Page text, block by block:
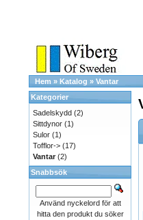
Hem » Katalog » Vantar
Kategorier
Sadelskydd (2)
Sittdynor (1)
Sulor (1)
Tofflor-> (17)
Vantar (2)
Snabbsök
Använd nyckelord för att
hitta den produkt du söker